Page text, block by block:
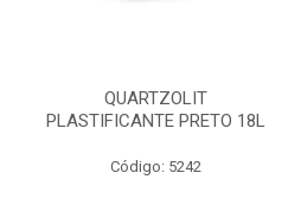
QUARTZOLIT
PLASTIFICANTE PRETO 18L
Código: 5242